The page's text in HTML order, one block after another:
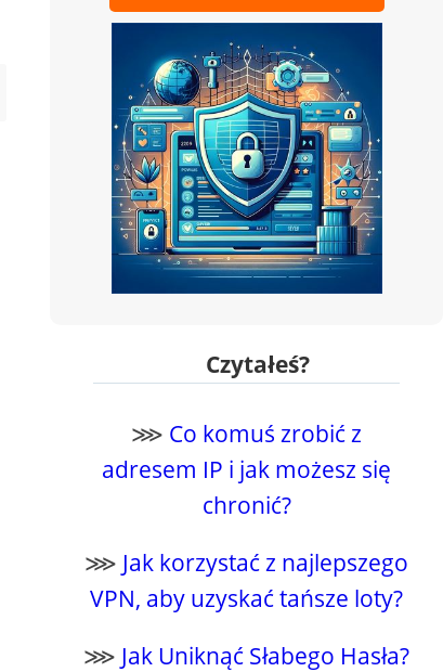
Czytałeś?
⋙ Co komuś zrobić z
adresem IP i jak możesz się
chronić?
⋙ Jak korzystać z najlepszego
VPN, aby uzyskać tańsze loty?
⋙ Jak Uniknąć Słabego Hasła?